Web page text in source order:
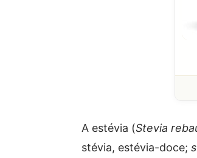
A estévia (Stevia
stévia, estévia-doce;